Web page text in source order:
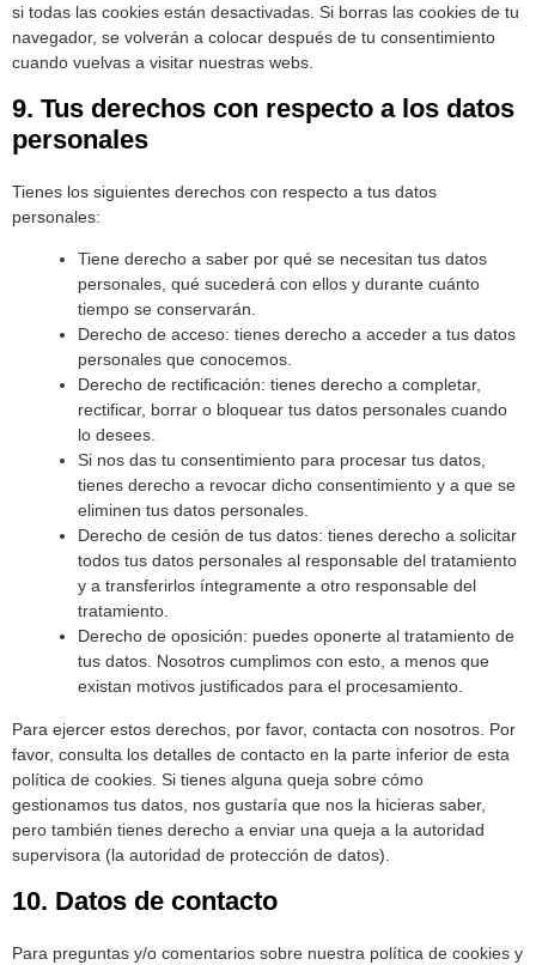
si todas las cookies están desactivadas. Si borras las cookies de tu
navegador, se volverán a colocar después de tu consentimiento
cuando vuelvas a visitar nuestras webs.
9. Tus derechos con respecto a los datos
personales
Tienes los siguientes derechos con respecto a tus datos
personales:
Tiene derecho a saber por qué se necesitan tus datos
personales, qué sucederá con ellos y durante cuánto
tiempo se conservarán.
Derecho de acceso: tienes derecho a acceder a tus datos
personales que conocemos.
Derecho de rectificación: tienes derecho a completar,
rectificar, borrar o bloquear tus datos personales cuando
lo desees.
Si nos das tu consentimiento para procesar tus datos,
tienes derecho a revocar dicho consentimiento y a que se
eliminen tus datos personales.
Derecho de cesión de tus datos: tienes derecho a solicitar
todos tus datos personales al responsable del tratamiento
y a transferirlos íntegramente a otro responsable del
tratamiento.
Derecho de oposición: puedes oponerte al tratamiento de
tus datos. Nosotros cumplimos con esto, a menos que
existan motivos justificados para el procesamiento.
Para ejercer estos derechos, por favor, contacta con nosotros. Por
favor, consulta los detalles de contacto en la parte inferior de esta
política de cookies. Si tienes alguna queja sobre cómo
gestionamos tus datos, nos gustaría que nos la hicieras saber,
pero también tienes derecho a enviar una queja a la autoridad
supervisora (la autoridad de protección de datos).
10. Datos de contacto
Para preguntas y/o comentarios sobre nuestra política de cookies y